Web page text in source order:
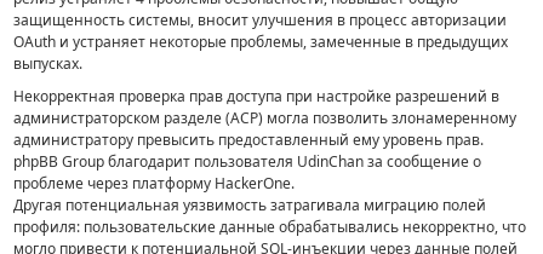
защищенность системы, вносит улучшения в процесс авторизации
OAuth и устраняет некоторые проблемы, замеченные в предыдущих
выпусках.
Некорректная проверка прав доступа при настройке разрешений в
администраторском разделе (ACP) могла позволить злонамеренному
администратору превысить предоставленный ему уровень прав.
phpBB Group благодарит пользователя UdinChan за сообщение о
проблеме через платформу HackerOne.
Другая потенциальная уязвимость затрагивала миграцию полей
профиля: пользовательские данные обрабатывались некорректно, что
могло привести к потенциальной SQL-инъекции через данные полей